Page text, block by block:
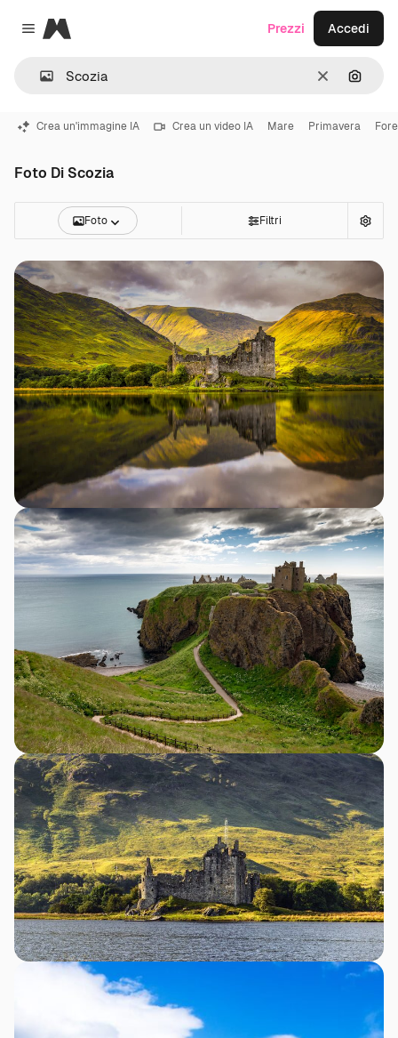
Close menu
Magnific
CancellaCerca
Prezzi Accedi
Crea un'immagine IA Crea un video IA Mare Primavera
Foto Di Scozia
Foto Filtri